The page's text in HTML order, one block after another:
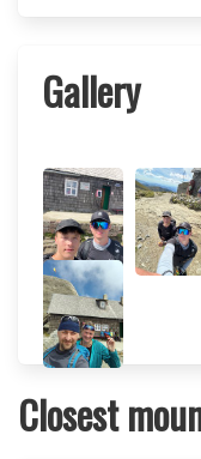
Gallery
Closest